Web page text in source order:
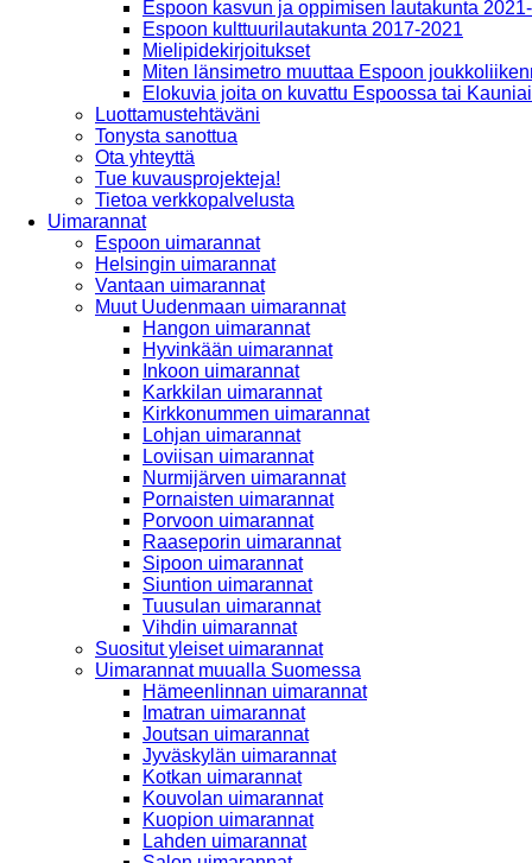
Espoon kasvun ja oppimisen lautakunta
Espoon kulttuurilautakunta 2017-2021
Mielipidekirjoitukset
Miten länsimetro muuttaa Espoon
Elokuvia joita on kuvattu Espoossa tai
Luottamustehtäväni
Tonysta sanottua
Ota yhteyttä
Tue kuvausprojekteja!
Tietoa verkkopalvelusta
Uimarannat
Espoon uimarannat
Helsingin uimarannat
Vantaan uimarannat
Muut Uudenmaan uimarannat
Hangon uimarannat
Hyvinkään uimarannat
Inkoon uimarannat
Karkkilan uimarannat
Kirkkonummen uimarannat
Lohjan uimarannat
Loviisan uimarannat
Nurmijärven uimarannat
Pornaisten uimarannat
Porvoon uimarannat
Raaseporin uimarannat
Sipoon uimarannat
Siuntion uimarannat
Tuusulan uimarannat
Vihdin uimarannat
Suositut yleiset uimarannat
Uimarannat muualla Suomessa
Hämeenlinnan uimarannat
Imatran uimarannat
Joutsan uimarannat
Jyväskylän uimarannat
Kotkan uimarannat
Kouvolan uimarannat
Kuopion uimarannat
Lahden uimarannat